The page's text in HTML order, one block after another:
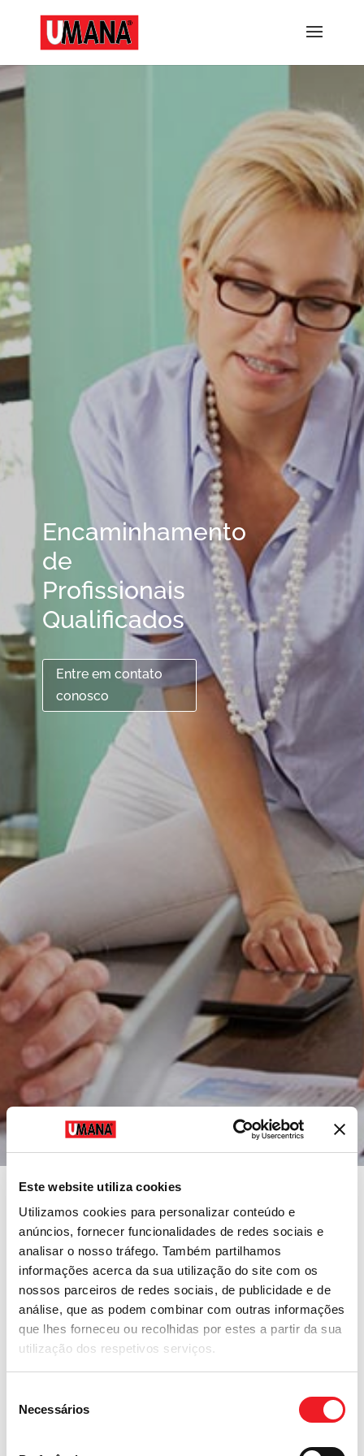
Este website utiliza cookies
Utilizamos cookies para personalizar conteúdo e
anúncios, fornecer funcionalidades de redes sociais e
analisar o nosso tráfego. Também partilhamos
informações acerca da sua utilização do site com os
nossos parceiros de redes sociais, de publicidade e de
análise, que as podem combinar com outras informações
que lhes forneceu ou recolhidas por estes a partir da sua
utilização dos respetivos serviços.
Necessários
Encaminhamento
de
Profissionais
Qualificados
Entre em contato
conosco
Encaminhamento de
Profissionais
Qualificados
Desenvolvemos um programa de
capacitados ao mercado de trabalho, com o
objetivo de propiciar benefícios tangíveis às